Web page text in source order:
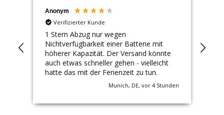
Anonym
Verifizierter Kunde
1 Stern Abzug nur wegen
Nichtverfügbarkeit einer Batterie mit
höherer Kapazität. Der Versand könnte
auch etwas schneller gehen - vielleicht
hatte das mit der Ferienzeit zu tun.
Munich, DE, vor 4 Stunden